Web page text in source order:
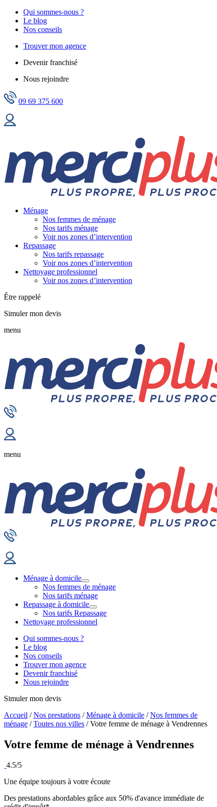
Qui sommes-nous ?
Le blog
Nos conseils
Trouver mon agence
Devenir franchisé
Nous rejoindre
09 69 375 600
Ménage
Nos femmes de ménage
Nos tarifs ménage
Voir nos zones d’intervention
Repassage
Nos tarifs repassage
Voir nos zones d’intervention
Nettoyage professionnel
Voir nos zones d’intervention
Être rappelé
Simuler mon devis
menu
menu
Ménage à domicile
Nos femmes de ménage
Nos tarifs ménage
Repassage à domicile
Nos tarifs Repassage
Nettoyage professionnel
Qui sommes-nous ?
Le blog
Nos conseils
Trouver mon agence
Devenir franchisé
Nous rejoindre
Simuler mon devis
Accueil /Nos prestations /Ménage à domicile /Nos femmes de
ménage /Toutes nos villes /Votre femme de ménage à Vendrennes
Votre femme de ménage à Vendrennes
4.5/5
Une équipe toujours à votre écoute
Des prestations abordables grâce aux 50% d'avance immédiate de